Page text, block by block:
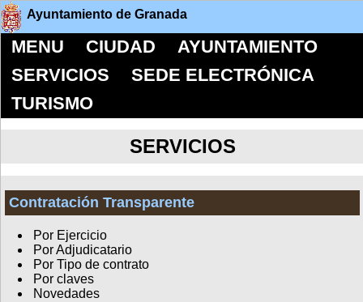
Ayuntamiento de Granada
MENU CIUDAD
AYUNTAMIENTO
SERVICIOS
SEDE ELECTRÓNICA
TURISMO
SERVICIOS
Contratación Transparente
Por Ejercicio
Por Adjudicatario
Por Tipo de contrato
Por claves
Novedades